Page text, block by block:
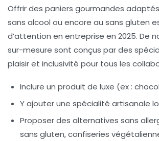
Offrir des paniers gourmandes
sans alcool ou encore au sans gluten
d’attention en entreprise en 2025. De
sur-mesure sont conçus par des
plaisir et inclusivité pour tous les
Inclure un produit de luxe (ex :
Y ajouter une spécialité artisanale
Proposer des alternatives sans
sans gluten, confiseries